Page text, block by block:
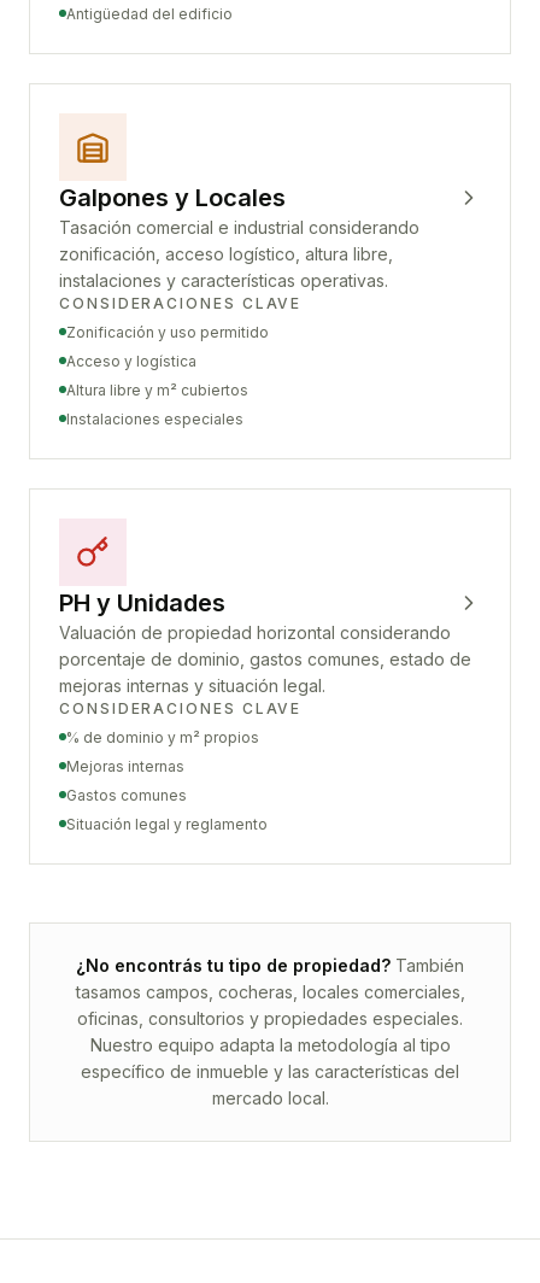
Antigüedad del edificio
Galpones y Locales
Tasación comercial e industrial considerando
zonificación, acceso logístico, altura libre,
instalaciones y características operativas.
CONSIDERACIONES CLAVE
Zonificación y uso permitido
Acceso y logística
Altura libre y m² cubiertos
Instalaciones especiales
PH y Unidades
Valuación de propiedad horizontal considerando
porcentaje de dominio, gastos comunes, estado de
mejoras internas y situación legal.
CONSIDERACIONES CLAVE
% de dominio y m² propios
Mejoras internas
Gastos comunes
Situación legal y reglamento
¿No encontrás tu tipo de propiedad? También
tasamos campos, cocheras, locales comerciales,
oficinas, consultorios y propiedades especiales.
Nuestro equipo adapta la metodología al tipo
específico de inmueble y las características del
mercado local.